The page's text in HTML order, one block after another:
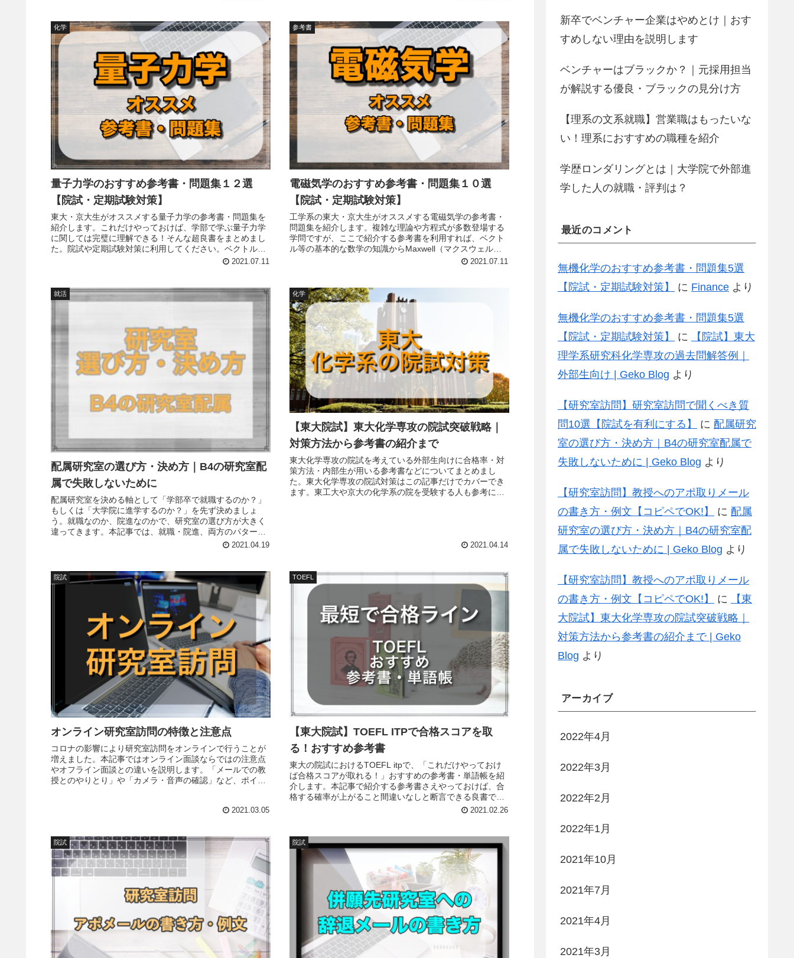
化学
量子力学のおすすめ参考書・問題集１２選
【院試・定期試験対策】
東大・京大生がオススメする量子力学の参考書・問題集を
紹介します。これだけやっておけば、学部で学ぶ量子力学
に関しては完璧に理解できる！そんな超良書をまとめまし
た。院試や定期試験対策に利用してください。ベクトルの
基礎からシュレーディンガー方程式まで物理学の柱を身に
2021.07.11
参考書
電磁気学のおすすめ参考書・問題集１０選
【院試・定期試験対策】
工学系の東大・京大生がオススメする電磁気学の参考書・
問題集を紹介します。複雑な理論や方程式が多数登場する
学問ですが、ここで紹介する参考書を利用すれば、ベクト
ル等の基本的な数学の知識からMaxwell（マクスウェル）
方程式まで、定期試験や院試で必要になる所は全てカバー
2021.07.11
就活
配属研究室の選び方・決め方｜B4の研究室配
属で失敗しないために
配属研究室を決める軸として「学部卒で就職するのか？」
もしくは「大学院に進学するのか？」を先ず決めましょ
う。就職なのか、院進なのかで、研究室の選び方が大きく
違ってきます。本記事では、就職・院進、両方のパターン
における研究室選びの方法について紹介します。2021.04.19
化学
【東大院試】東大化学専攻の院試突破戦略｜
対策方法から参考書の紹介まで
東大化学専攻の院試を考えている外部生向けに合格率・対
策方法・内部生が用いる参考書などについてまとめまし
た。東大化学専攻の院試対策はこの記事だけでカバーでき
ます。東工大や京大の化学系の院を受験する人も参考にな
2021.04.14
院試
オンライン研究室訪問の特徴と注意点
コロナの影響により研究室訪問をオンラインで行うことが
増えました。本記事ではオンライン面談ならではの注意点
やオフライン面談との違いを説明します。「メールでの教
授とのやりとり」や「カメラ・音声の確認」など、ポイン
2021.03.05
TOEFL
【東大院試】TOEFL ITPで合格スコアを取
る！おすすめ参考書
東大の院試におけるTOEFL itpで、「これだけやっておけ
ば合格スコアが取れる！」おすすめの参考書・単語帳を紹
介します。本記事で紹介する参考書さえやっておけば、合
格する確率が上がること間違いなしと断言できる良書で
す。TOEFLだけでなくTOEICの対策にも利用したい良書で
2021.02.26
院試 院試
新卒でベンチャー企業はやめとけ｜おす
すめしない理由を説明します
ベンチャーはブラックか？｜元採用担当
が解説する優良・ブラックの見分け方
【理系の文系就職】営業職はもったいな
い！理系におすすめの職種を紹介
学歴ロンダリングとは｜大学院で外部進
学した人の就職・評判は？
最近のコメント
無機化学のおすすめ参考書・問題集5選
【院試・定期試験対策】
に Finance より
無機化学のおすすめ参考書・問題集5選
【院試・定期試験対策】
に
【院試】東大
理学系研究科化学専攻の過去問解答例｜
外部生向け | Geko Blog より
【研究室訪問】研究室訪問で聞くべき質
問10選【院試を有利にする】
に 配属研究
室の選び方・決め方｜B4の研究室配属で
失敗しないために | Geko Blog より
【研究室訪問】教授へのアポ取りメール
の書き方・例文【コピペでOK!】
に 配属
研究室の選び方・決め方｜B4の研究室配
属で失敗しないために | Geko Blog より
【研究室訪問】教授へのアポ取りメール
の書き方・例文【コピペでOK!】
に
【東
大院試】東大化学専攻の院試突破戦略｜
対策方法から参考書の紹介まで | Geko
Blog より
アーカイブ
2022年4月
2022年3月
2022年2月
2022年1月
2021年10月
2021年7月
2021年4月
2021年3月